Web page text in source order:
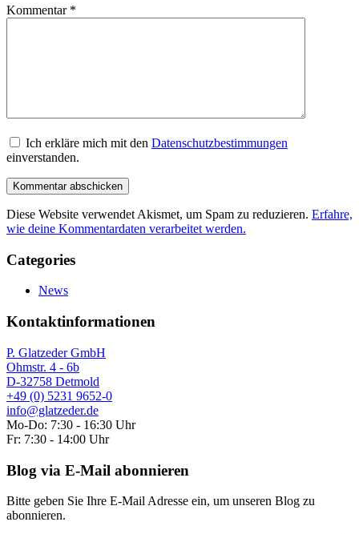
Kommentar *
Ich erkläre mich mit den Datenschutzbestimmungen
einverstanden.
Diese Website verwendet Akismet, um Spam zu reduzieren. Erfahre,
wie deine Kommentardaten verarbeitet werden.
Categories
News
Kontaktinformationen
P. Glatzeder GmbH
Ohmstr. 4 - 6b
D-32758 Detmold
+49 (0) 5231 9652-0
info@glatzeder.de
Mo-Do: 7:30 - 16:30 Uhr
Fr: 7:30 - 14:00 Uhr
Blog via E-Mail abonnieren
Bitte geben Sie Ihre E-Mail Adresse ein, um unseren Blog zu
abonnieren.